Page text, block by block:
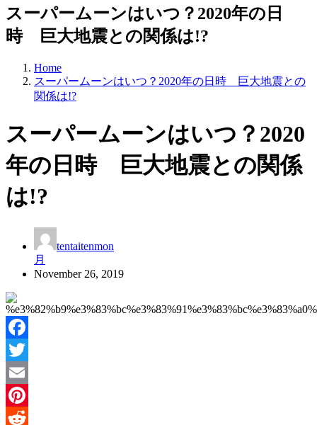
スーパームーンはいつ？2020年の日
時 巨大地震との関係は!?
Home
スーパームーンはいつ？2020年の日時 巨大地震との
関係は!?
スーパームーンはいつ？2020
年の日時 巨大地震との関係
は!?
tentaitenmon
月
November 26, 2019
Facebook
Twitter
Email
Pinterest